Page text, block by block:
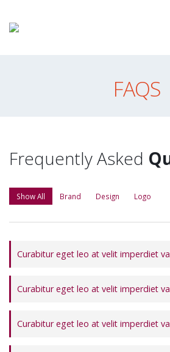
FAQS
Frequently Asked
Show All Brand Design Logo
Curabitur eget leo at velit imperdiet
Curabitur eget leo at velit imperdiet
Curabitur eget leo at velit imperdiet